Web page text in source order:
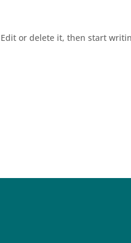
or delete it, then start